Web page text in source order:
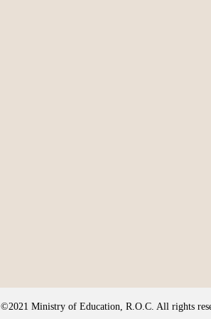
©2021 Ministry of Education, R.O.C. All rights